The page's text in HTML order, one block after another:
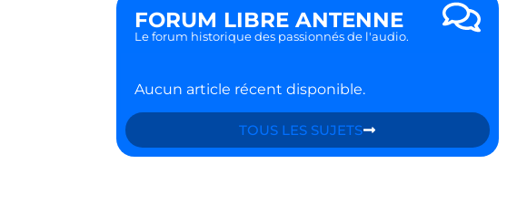
FORUM LIBRE ANTENNE
Le forum historique des passionnés de l'audio.
Aucun article récent disponible.
TOUS LES SUJETS